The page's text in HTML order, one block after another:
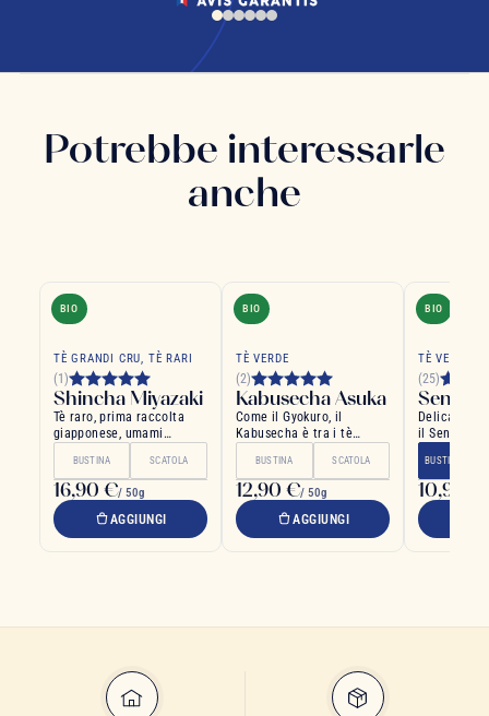
Potrebbe interessarle
anche
BIO
TÈ GRANDI CRU, TÈ RARI
(1)
Shincha Miyazaki
Tè raro, prima raccolta
giapponese, umami
BUSTINA SCATOLA
16,90 €/ 50g
AGGIUNGI
BIO
TÈ VERDE
(2)
Kabusecha Asuka
Come il Gyokuro, il
Kabusecha è tra i tè
BUSTINA SCATOLA
12,90 €/ 50g
AGGIUNGI
BIO
TÈ VERDE
(25)
Delicato
il Sencha e
BUSTINA
10,90 €